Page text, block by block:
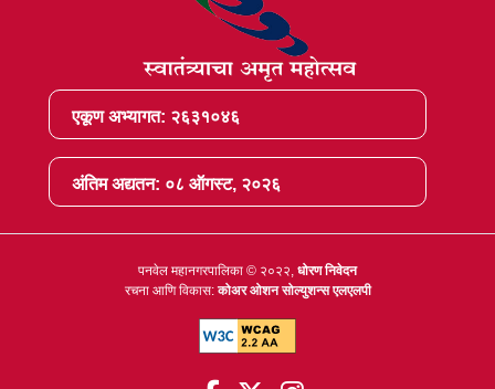
एकूण अभ्यागत: २६३१०४६
अंतिम अद्यतन: ०८ ऑगस्ट, २०२६
पनवेल महानगरपालिका © २०२२, धोरण निवेदन
रचना आणि विकास:कोअर ओशन सोल्युशन्स एलएलपी
लिंक नवीन टॅबमध्ये उघडेल.